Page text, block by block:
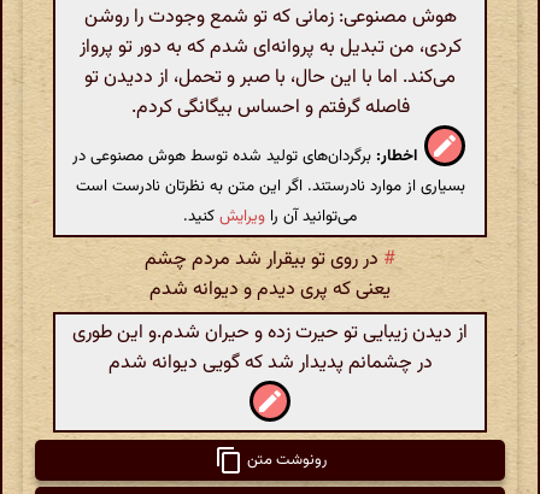
هوش مصنوعی: زمانی که تو شمع وجودت را روشن
کردی، من تبدیل به پروانه‌ای شدم که به دور تو پرواز
می‌کند. اما با این حال، با صبر و تحمل، از ددیدن تو
فاصله گرفتم و احساس بیگانگی کردم.
اخطار: برگردان‌های تولید شده توسط هوش مصنوعی در
بسیاری از موارد نادرستند. اگر این متن به نظرتان نادرست است
می‌توانید آن را ویرایشکنید.
# در روی تو بیقرار شد مردم چشم
یعنی که پری دیدم و دیوانه شدم
از دیدن زیبایی تو حیرت زده و حیران شدم.و این طوری
در چشمانم پدیدار شد که گویی دیوانه شدم
رونوشت متن